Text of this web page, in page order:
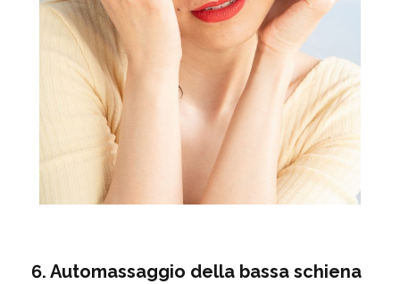
6. Automassaggio della bassa schiena